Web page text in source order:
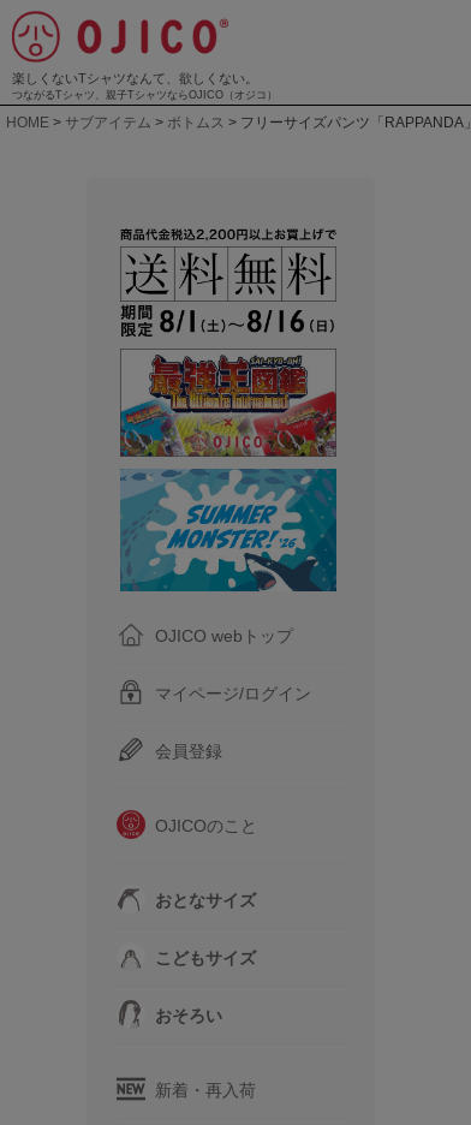
楽しくないTシャツなんて、欲しくない。
つながるTシャツ、親子TシャツならOJICO（オジコ）
HOME サブアイテム ボトムス フリーサイズパンツ「RAPPANDA」
OJICO webトップ
マイページ/ログイン
会員登録
OJICOのこと
おとなサイズ
こどもサイズ
おそろい
新着・再入荷